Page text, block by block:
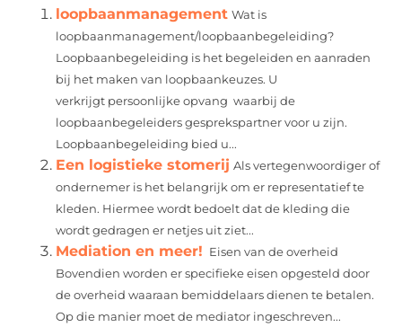
loopbaanmanagement Wat is
loopbaanmanagement/loopbaanbegeleiding?
Loopbaanbegeleiding is het begeleiden en aanraden
bij het maken van loopbaankeuzes. U
verkrijgt persoonlijke opvang waarbij de
loopbaanbegeleiders gesprekspartner voor u zijn.
Loopbaanbegeleiding bied u...
Een logistieke stomerij Als vertegenwoordiger of
ondernemer is het belangrijk om er representatief te
kleden. Hiermee wordt bedoelt dat de kleding die
wordt gedragen er netjes uit ziet...
Mediation en meer! Eisen van de overheid
Bovendien worden er specifieke eisen opgesteld door
de overheid waaraan bemiddelaars dienen te betalen.
Op die manier moet de mediator ingeschreven...